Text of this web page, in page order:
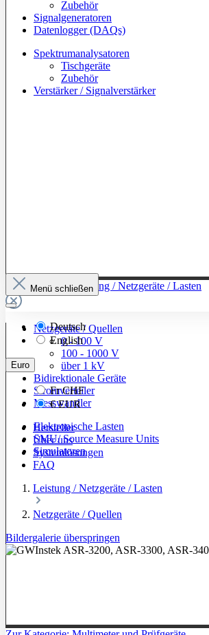
Zubehör
Signalgeneratoren
Datenlogger (DAQs)
Spektrumanalysatoren
Tischgeräte
Zubehör
Verstärker / Signalverstärker
Zur Kategorie: Leistung / Netzgeräte / Lasten
Netzgeräte / Quellen
0 - 100 V
100 - 1000 V
über 1 kV
Bidirektionale Geräte
Stromverteiler
Messwandler
Elektronische Lasten
SMU/ Source Measure Units
Simulatoren
Menü schließen
Deutsch
English
Euro
FrCHF
€EUR
Hersteller
Über uns
Systemlösungen
FAQ
Leistung / Netzgeräte / Lasten
Netzgeräte / Quellen
Bildergalerie überspringen